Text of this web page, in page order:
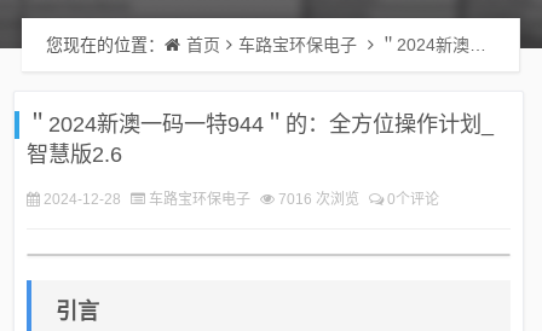
您现在的位置： 首页 车路宝环保电子 ＂2024新澳一码一特944＂的：全方位操作计划_智慧版2.6
＂2024新澳一码一特944＂的：全方位操作计划_
智慧版2.6
2024-12-28 车路宝环保电子 7016 次浏览 0个评论
引言